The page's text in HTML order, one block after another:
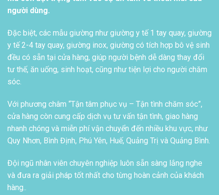
người dùng.
Đặc biệt, các mẫu giường như giường y tế 1 tay quay, giường
y tế 2-4 tay quay, giường inox, giường có tích hợp bô vệ sinh
đều có sẵn tại cửa hàng, giúp người bệnh dễ dàng thay đổi
tư thế, ăn uống, sinh hoạt, cũng như tiện lợi cho người chăm
sóc.
Với phương châm “Tận tâm phục vụ – Tận tình chăm sóc”,
cửa hàng còn cung cấp dịch vụ tư vấn tận tình, giao hàng
nhanh chóng và miễn phí vận chuyển đến nhiều khu vực, như
Quy Nhơn, Bình Định, Phú Yên, Huế, Quảng Trị và Quảng Bình.
Đội ngũ nhân viên chuyên nghiệp luôn sẵn sàng lắng nghe
và đưa ra giải pháp tốt nhất cho từng hoàn cảnh của khách
hàng..